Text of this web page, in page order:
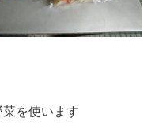
を使います